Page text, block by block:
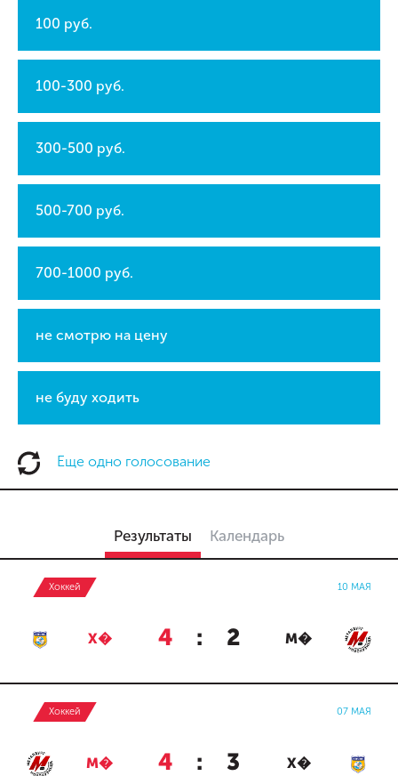
100 руб.
100-300 руб.
300-500 руб.
500-700 руб.
700-1000 руб.
не смотрю на цену
не буду ходить
Еще одно голосование
Результаты Календарь
Хоккей 10 МАЯ
Х� 4 : 2 М�
Хоккей 07 МАЯ
М� 4 : 3 Х�